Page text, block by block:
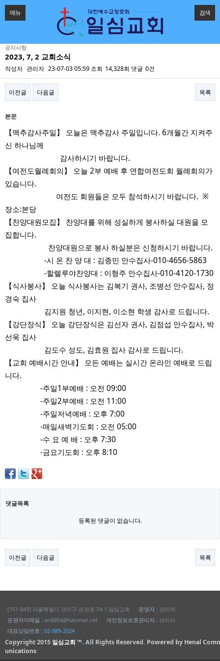
메뉴 검색
공지사항
2023, 7, 2 교회소식
작성자 관리자 23-07-03 05:59 조회 14,328회 댓글 0건
이전글 다음글 목록
본문
【맥추감사주일】 오늘은 맥추감사 주일입니다. 6개월간 지켜주
신 하나님께
감사하시기 바랍니다.
【여전도월례회의】 오늘 2부 예배 후 연합여전도회 월례회의가
있습니다.
여전도 회원들은 모두 참석하시기 바랍니다. ※
장소:본당
【찬양대원모집】 찬양대를 위해 성실하게 봉사하실 대원을 모
집합니다.
찬양대원으로 봉사 하실분은 신청하시기 바랍니다.
-시 온 찬 양 대 : 김종민 안수집사-010-4656-5863
-할렐루야찬양대 : 이형주 안수집사-010-4120-1730
【식사봉사】 오늘 식사봉사는 김복기 권사, 조병선 안수집사, 정
경숙 집사
김지원 청년, 이지현, 이소현 학생 감사로 드립니다.
【강단장식】 오늘 강단장식은 김선자 권사, 김점섭 안수집사, 박
선욱 집사
김도수 성도, 김효원 집사 감사로 드립니다.
【교회 예배시간 안내】 모든 예배는 실시간 온라인 예배로 드립
니다.
-주일1부예배 : 오전 09:00
-주일2부예배 : 오전 11:00
-주일저녁예배 : 오후 7:00
-매일새벽기도회 : 오전 05:00
-수 요 예 배 : 오후 7:30
-금요기도회 : 오후 8:10
댓글목록
등록된 댓글이 없습니다.
이전글 다음글 목록
[151-843] 서울특별시 관악구 은천로 74-1 일심교회 운영자 : 관리자
운영자이메일 : an8954@hanmail.net 개인정보보호관리자 : 관리자
대표상담번호 : 02-889-2524
Copyright 2015 일심교회 ™. All Rights Reserved. Powered by Henal
unications